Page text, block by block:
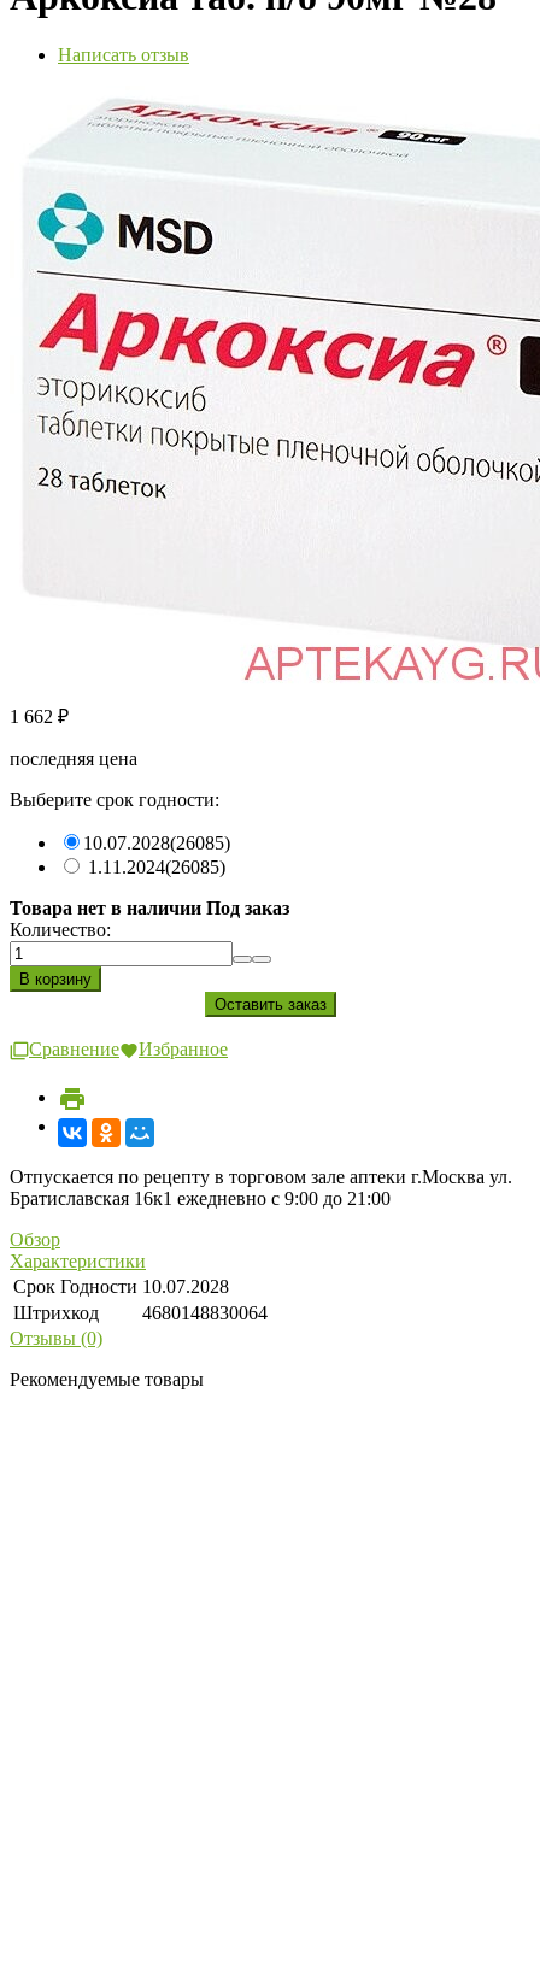
Написать отзыв
1 662 ₽
последняя цена
Выберите срок годности:
10.07.2028(26085)
1.11.2024(26085)
Товара нет в наличии Под заказ
Количество:
Сравнение Избранное
Отпускается по рецепту в торговом зале аптеки г.Москва ул.
Братиславская 16к1 ежедневно с 9:00 до 21:00
Обзор
Характеристики
Срок Годности 10.07.2028
Штрихкод
4680148830064
Отзывы (0)
Рекомендуемые товары